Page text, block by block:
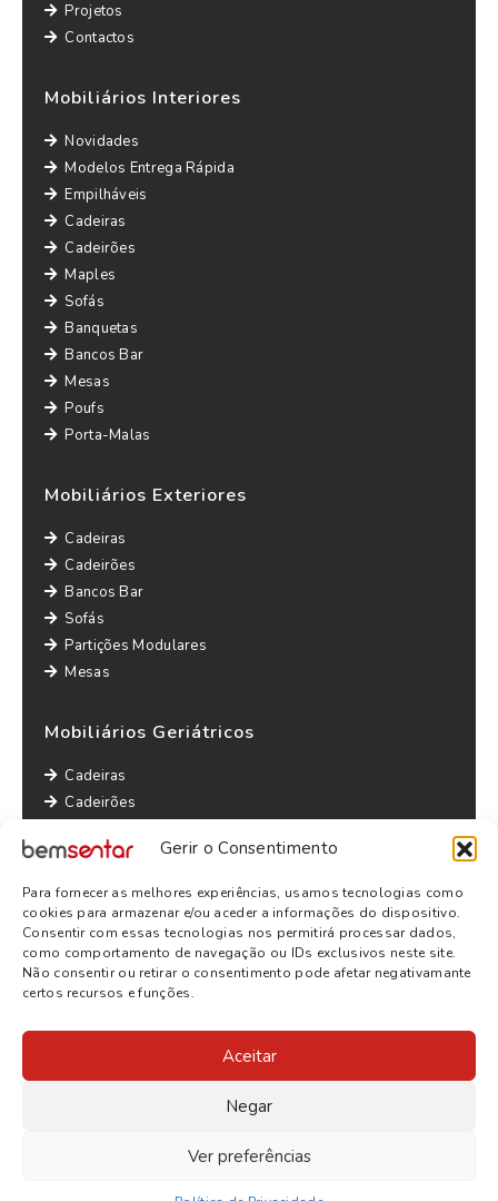
Gerir o Consentimento
Para fornecer as melhores experiências, usamos tecnologias como
cookies para armazenar e/ou aceder a informações do dispositivo.
Consentir com essas tecnologias nos permitirá processar dados,
como comportamento de navegação ou IDs exclusivos neste site.
Não consentir ou retirar o consentimento pode afetar negativamante
certos recursos e funções.
Aceitar
Negar
Ver preferências
Projetos
Contactos
Mobiliários Interiores
Novidades
Modelos Entrega Rápida
Empilháveis
Cadeiras
Cadeirões
Maples
Sofás
Banquetas
Bancos Bar
Mesas
Poufs
Porta-Malas
Mobiliários Exteriores
Cadeiras
Cadeirões
Bancos Bar
Sofás
Partições Modulares
Mesas
Mobiliários Geriátricos
Cadeiras
Cadeirões
Sofás
Outras informações
Política de Privacidade
Termos e Condições
WEBSITE BY
SITE.PT